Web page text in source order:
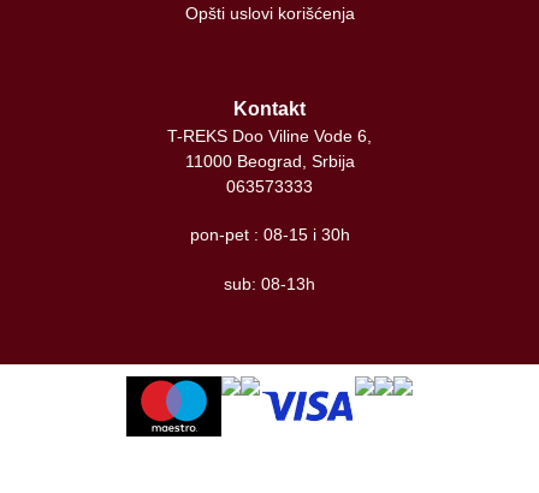
Opšti uslovi korišćenja
Kontakt
T-REKS Doo Viline Vode 6,
11000 Beograd, Srbija
063573333
pon-pet : 08-15 i 30h
sub: 08-13h